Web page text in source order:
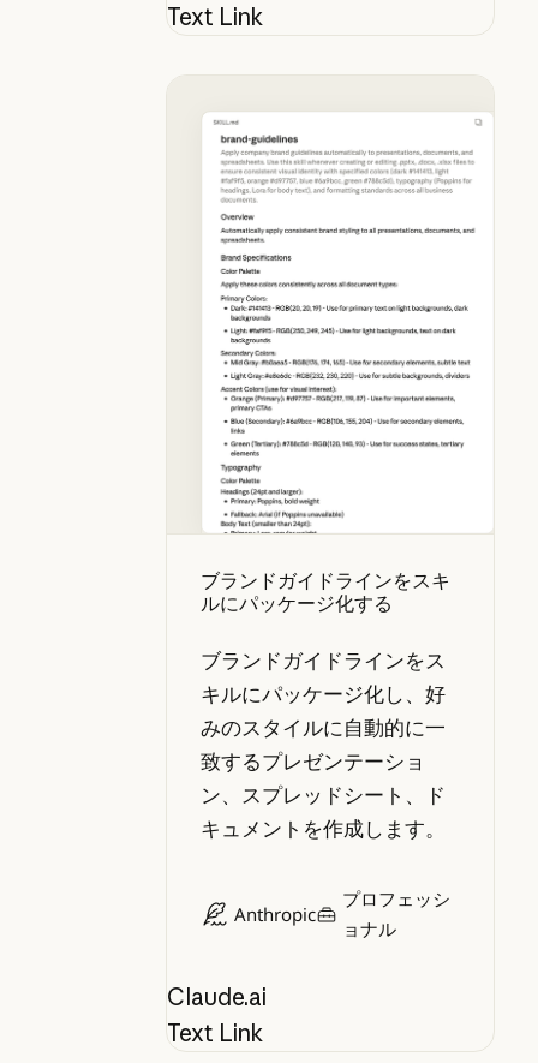
Text Link
ブランドガイドラインをスキ
ルにパッケージ化する
ブランドガイドラインをス
キルにパッケージ化し、好
みのスタイルに自動的に一
致するプレゼンテーショ
ン、スプレッドシート、ド
キュメントを作成します。
Anthropic
プロフェッシ
ョナル
Claude.ai
ブランドガイドラインをスキルに
Text Link